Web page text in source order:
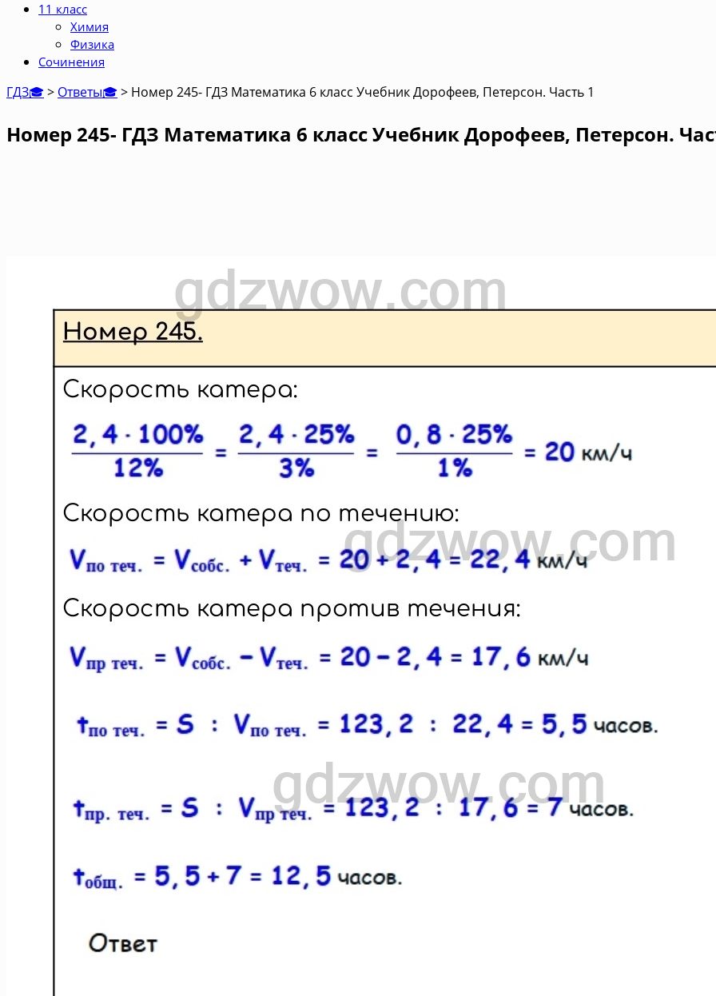
11 класс
Химия
Физика
Сочинения
ГДЗ🎓> Ответы🎓> Номер 245- ГДЗ Математика 6 класс Учебник Дорофеев, Петерсон. Часть 1
Номер 245- ГДЗ Математика 6 класс Учебник Дорофеев, Петерсон.